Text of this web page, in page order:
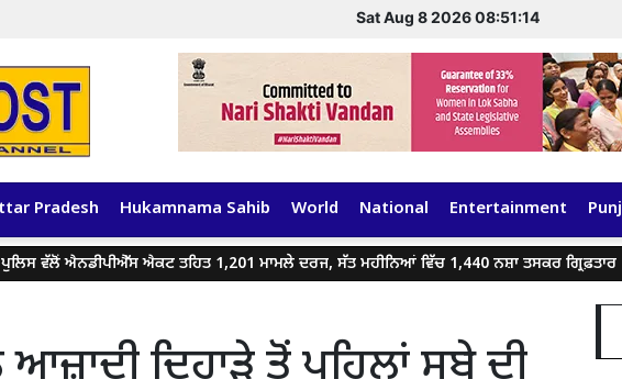
Sat Aug 8 2026 08:51:14
Pradesh Hukamnama Sahib World National Entertainment
ਐਨਡੀਪੀਐੱਸ ਐਕਟ ਤਹਿਤ 1,201 ਮਾਮਲੇ ਦਰਜ, ਸੱਤ ਮਹੀਨਿਆਂ ਵਿੱਚ 1,440 ਨਸ਼ਾ ਤਸਕਰ ਗ੍ਰਿਫ਼ਤਾਰ